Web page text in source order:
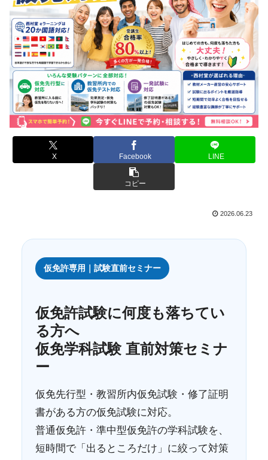
X Facebook LINE
コピー
2026.06.23
仮免許専用｜試験直前セミナー
仮免許試験に何度も落ちてい
る方へ
仮免学科試験 直前対策セミナ
ー
仮免先行型・教習所内仮免試験・修了証明
書がある方の仮免試験に対応。
普通仮免許・準中型仮免許の学科試験を、
短時間で「出るところだけ」に絞って対策